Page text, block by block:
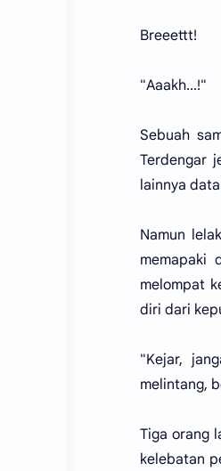
Breeettt!
"Aaakh...!"
Sebuah
Terdengar
lainnya
Namun
memapaki
melompat
diri dari
"Kejar,
melintang,
Tiga orang
kelebatan